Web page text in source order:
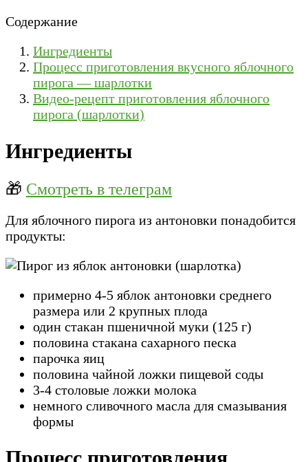
Содержание
Ингредиенты
Процесс приготовления вкусного яблочного
пирога — шарлотки
Видео-рецепт приготовления яблочного
пирога (шарлотки)
Ингредиенты
🎁 Смотреть в телеграм
Для яблочного пирога из антоновки понадобится
продукты:
примерно 4-5 яблок антоновки среднего
размера или 2 крупных плода
один стакан пшеничной муки (125 г)
половина стакана сахарного песка
парочка яиц
половина чайной ложки пищевой соды
3-4 столовые ложки молока
немного сливочного масла для смазывания
формы